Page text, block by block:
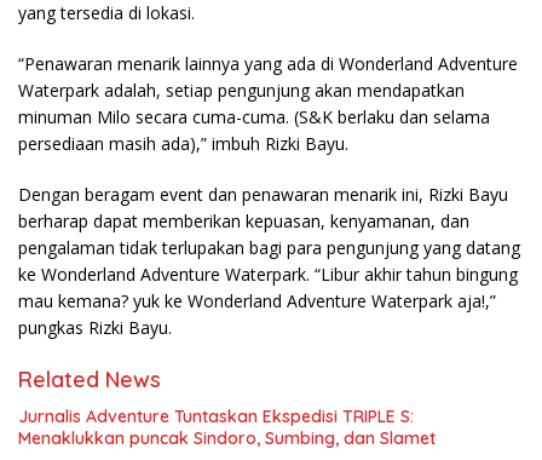
yang tersedia di lokasi.
“Penawaran menarik lainnya yang ada di Wonderland Adventure
Waterpark adalah, setiap pengunjung akan mendapatkan
minuman Milo secara cuma-cuma. (S&K berlaku dan selama
persediaan masih ada),” imbuh Rizki Bayu.
Dengan beragam event dan penawaran menarik ini, Rizki Bayu
berharap dapat memberikan kepuasan, kenyamanan, dan
pengalaman tidak terlupakan bagi para pengunjung yang datang
ke Wonderland Adventure Waterpark. “Libur akhir tahun bingung
mau kemana? yuk ke Wonderland Adventure Waterpark aja!,”
pungkas Rizki Bayu.
Related News
Jurnalis Adventure Tuntaskan Ekspedisi TRIPLE S:
Menaklukkan puncak Sindoro, Sumbing, dan Slamet